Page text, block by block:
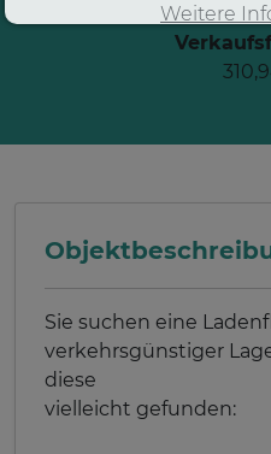
Sie suchen eine
verkehrsgünstiger
diese
vielleicht gefunden:
Weitere